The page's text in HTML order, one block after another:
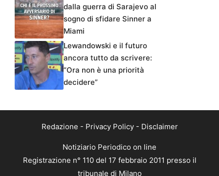
dalla guerra di Sarajevo al
sogno di sfidare Sinner a
Miami
Lewandowski e il futuro
ancora tutto da scrivere:
“Ora non è una priorità
decidere”
Redazione - Privacy Policy- Disclaimer
Notiziario Periodico on line
Registrazione n° 110 del 17 febbraio 2011 presso il
tribunale di Milano